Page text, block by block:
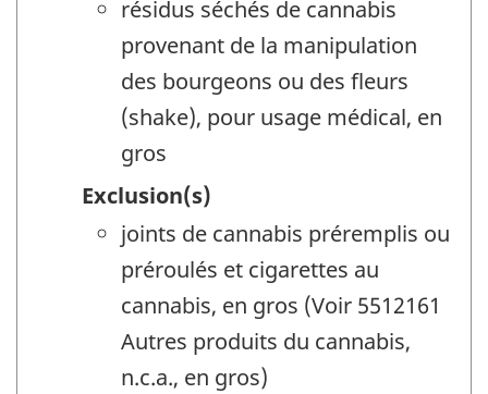
résidus séchés de cannabis
provenant de la manipulation
des bourgeons ou des fleurs
(shake), pour usage médical, en
gros
Exclusion(s)
joints de cannabis préremplis ou
préroulés et cigarettes au
cannabis, en gros (Voir 5512161
Autres produits du cannabis,
n.c.a., en gros)